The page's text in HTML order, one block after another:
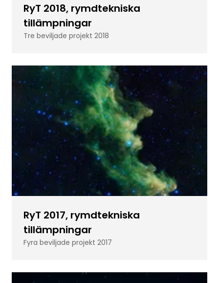
RyT 2018, rymdtekniska
tillämpningar
Tre beviljade projekt 2018
RyT 2017, rymdtekniska
tillämpningar
Fyra beviljade projekt 2017